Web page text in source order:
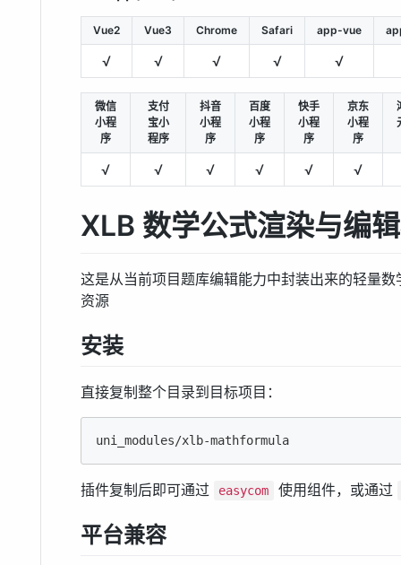
Vue2 Vue3 Chrome Safari app-vue
√ √ √ √ √
微信
小程
序
支付
宝小
程序
抖音
小程
序
百度
小程
序
快手
小程
序
京东
小程
序
√ √ √ √ √ √
XLB 数学公式渲染与编
这是从当前项目题库编辑能力中封装出来的轻量
资源
安装
直接复制整个目录到目标项目：
uni_modules/xlb-mathformula
插件复制后即可通过 easycom 使用组件，或通过
平台兼容